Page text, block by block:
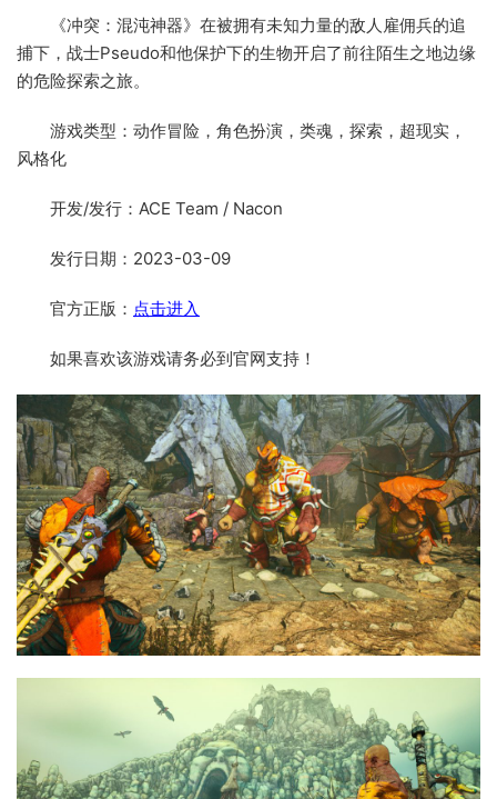
《冲突：混沌神器》在被拥有未知力量的敌人雇佣兵的追
捕下，战士Pseudo和他保护下的生物开启了前往陌生之地边缘
的危险探索之旅。
游戏类型：动作冒险，角色扮演，类魂，探索，超现实，
风格化
开发/发行：ACE Team / Nacon
发行日期：2023-03-09
官方正版： 点击进入
如果喜欢该游戏请务必到官网支持！